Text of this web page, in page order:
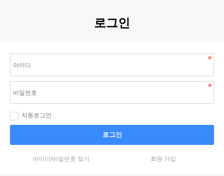
로그인
자동로그인
로그인
아이디/비밀번호 찾기 회원 가입